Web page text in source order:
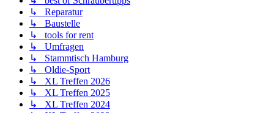
↳ Reparatur
↳ Baustelle
↳ tools for rent
↳ Umfragen
↳ Stammtisch Hamburg
↳ Oldie-Sport
↳ XL Treffen 2026
↳ XL Treffen 2025
↳ XL Treffen 2024